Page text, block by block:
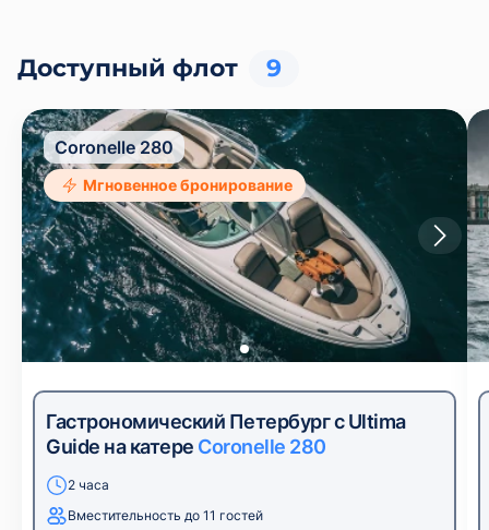
Доступный флот 9
Coronelle 280
Мгновенное бронирование
Гастрономический Петербург с Ultima
Guide на катере Coronelle 280
2 часа
Вместительность до 11 гостей